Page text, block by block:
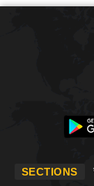
SECTIONS